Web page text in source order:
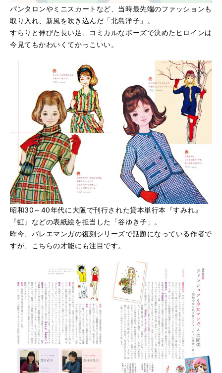
パンタロンやミニスカートなど、当時最先端のファッションも
取り入れ、新風を吹き込んだ「北島洋子」。
すらりと伸びた長い足、コミカルなポーズで決めたヒロインは
今見てもかわいくてかっこいい。
昭和30～40年代に大阪で刊行された貸本単行本『すみれ』
『虹』などの表紙絵を担当した「谷ゆき子」。
昨今、バレエマンガの復刻シリーズで話題になっている作者で
すが、こちらの才能にも注目です。